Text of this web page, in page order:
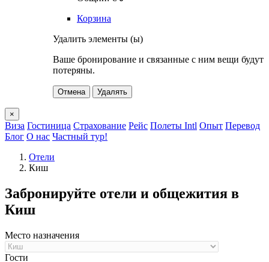
Корзина
Удалить элементы (ы)
Ваше бронирование и связанные с ним вещи будут
потеряны.
Отмена Удалять
×
Виза Гостиница Страхование Рейс Полеты Intl Опыт Перевод
Блог О нас Частный тур!
Отели
Киш
Забронируйте отели и общежития в
Киш
Место назначения
Гости